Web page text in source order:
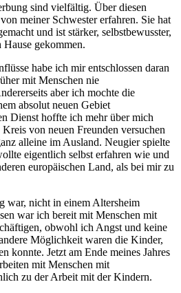
sind vielfältig. Über diesen
meiner Schwester erfahren. Sie hat
und ist stärker, selbstbewusster,
gekommen.
habe ich mir entschlossen daran
mit Menschen nie
aber ich mochte die
absolut neuen Gebiet
Dienst hoffte ich mehr über mich
von neuen Freunden versuchen
alleine im Ausland. Neugier spielte
eigentlich selbst erfahren wie und
europäischen Land, als bei mir zu
war, nicht in einem Altersheim
war ich bereit mit Menschen mit
obwohl ich Angst und keine
Möglichkeit waren die Kinder,
konnte. Jetzt am Ende meines Jahres
mit Menschen mit
zu der Arbeit mit der Kindern.